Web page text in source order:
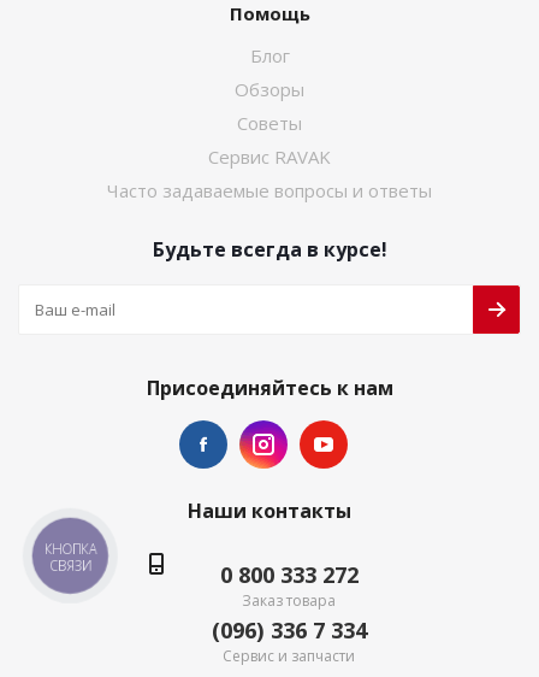
Помощь
Блог
Обзоры
Советы
Сервис RAVAK
Часто задаваемые вопросы и ответы
Будьте всегда в курсе!
Присоединяйтесь к нам
Наши контакты
0 800 333 272
Заказ товара
(096) 336 7 334
Сервис и запчасти
КНОПКА
СВЯЗИ